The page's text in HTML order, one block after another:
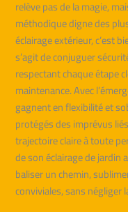
relève pas de la magie,
méthodique digne des
éclairage extérieur, c’est
s’agit de conjuguer
respectant chaque étape
maintenance. Avec
gagnent en flexibilité et
protégés des imprévus
trajectoire claire à toute
de son éclairage de
baliser un chemin,
conviviales, sans négliger